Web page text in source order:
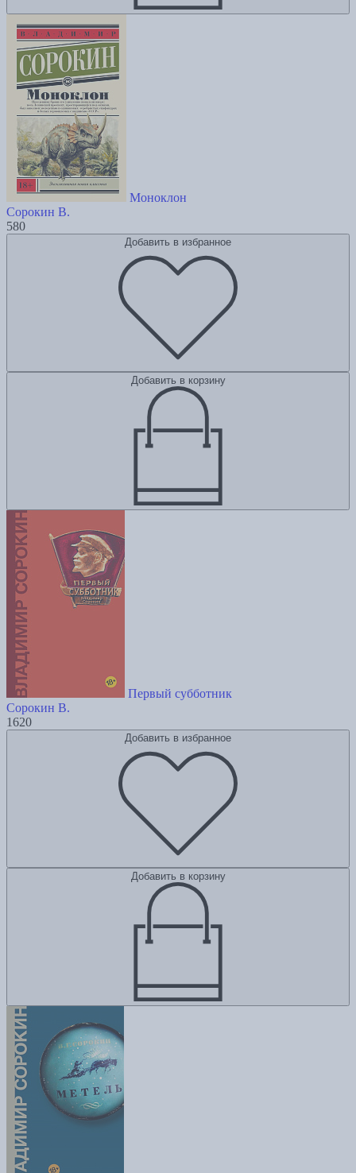
Моноклон
Сорокин В.
580
Добавить в избранное
Добавить в корзину
Первый субботник
Сорокин В.
1620
Добавить в избранное
Добавить в корзину